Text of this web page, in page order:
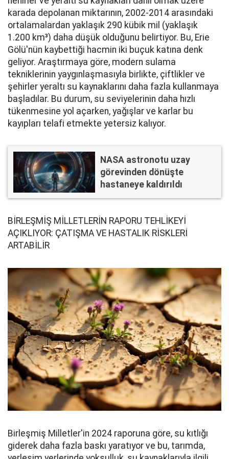
karada depolanan miktarının, 2002-2014 arasındaki
ortalamalardan yaklaşık 290 kübik mil (yaklaşık
1.200 km³) daha düşük olduğunu belirtiyor. Bu, Erie
Gölü'nün kaybettiği hacmin iki buçuk katına denk
geliyor. Araştırmaya göre, modern sulama
tekniklerinin yaygınlaşmasıyla birlikte, çiftlikler ve
şehirler yeraltı su kaynaklarını daha fazla kullanmaya
başladılar. Bu durum, su seviyelerinin daha hızlı
tükenmesine yol açarken, yağışlar ve karlar bu
kayıpları telafi etmekte yetersiz kalıyor.
NASA astronotu uzay
görevinden dönüşte
hastaneye kaldırıldı
BİRLEŞMİŞ MİLLETLERİN RAPORU TEHLİKEYİ
AÇIKLIYOR: ÇATIŞMA VE HASTALIK RİSKLERİ
ARTABİLİR
Birleşmiş Milletler'in 2024 raporuna göre, su kıtlığı
giderek daha fazla baskı yaratıyor ve bu, tarımda,